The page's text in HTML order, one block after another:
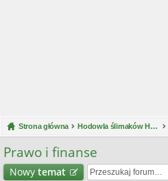
Strona główna Hodowla ślimaków Helix Aspersa Müller / Maxima
Prawo i finanse
Nowy temat